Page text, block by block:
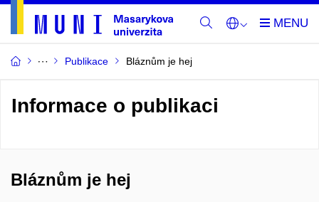
Publikace Bláznům je hej
Informace o publikaci
Bláznům je hej